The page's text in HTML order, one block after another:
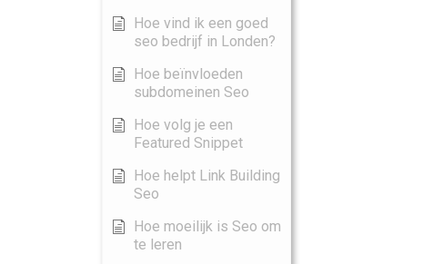
Hoe vind ik een goed
seo bedrijf in Londen?
Hoe beïnvloeden
subdomeinen Seo
Hoe volg je een
Featured Snippet
Hoe helpt Link Building
Seo
Hoe moeilijk is Seo om
te leren